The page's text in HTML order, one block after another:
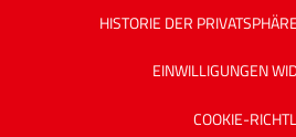
HISTORIE DER
EINWILLIGUNGEN
COOKIE-